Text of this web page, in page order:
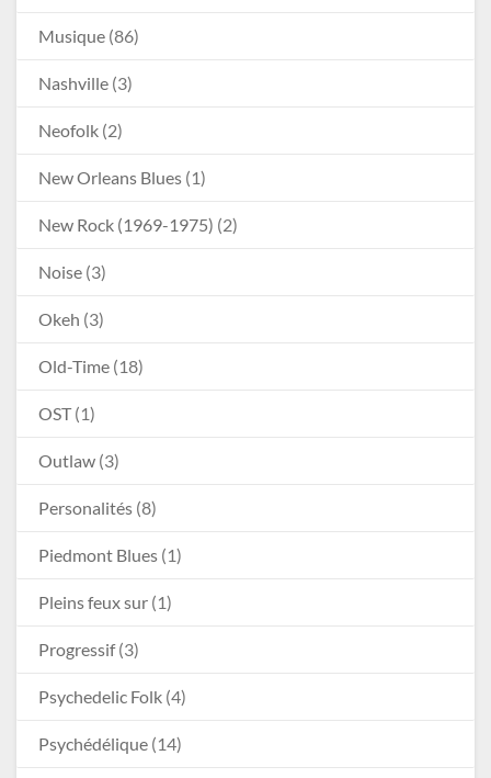
Musique (86)
Nashville (3)
Neofolk (2)
New Orleans Blues (1)
New Rock (1969-1975) (2)
Noise (3)
Okeh (3)
Old-Time (18)
OST(1)
Outlaw (3)
Personalités (8)
Piedmont Blues (1)
Pleins feux sur (1)
Progressif(3)
Psychedelic Folk (4)
Psychédélique (14)